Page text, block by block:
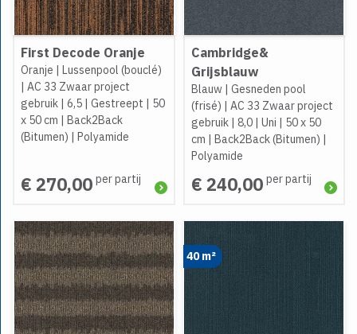
First Decode Oranje
Oranje | Lussenpool (bouclé)
| AC 33 Zwaar project
gebruik | 6,5 | Gestreept | 50
x 50 cm | Back2Back
(Bitumen) | Polyamide
€ 270,00 per partij
Cambridge&
Grijsblauw
Blauw| Gesneden pool
(frisé) | AC 33 Zwaar project
gebruik| 8,0| Uni | 50 x 50
cm | Back2Back (Bitumen) |
Polyamide
€ 240,00 per partij
40 m²